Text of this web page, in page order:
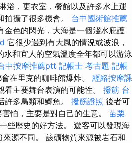
浴，更衣室，餐館以及許多水上運
攝了很多機會。 台中國術館推薦
金色的閃光，大海是一個淺水庇護
它很少遇到有大風的情況或波浪，
水和宜人的空氣溫度全年都可以游泳
中按摩推薦ptt 記帳士 考古題 記帳
在里克的咖啡館爆炸。 經絡按摩課
主要舞台表演的可能性。 撥筋 台
多鳥類和鱷魚。 撥筋證照 後者可
怕，主要是對自己的生意。 苗栗
些歷史的好方法。 遊客可以發現海
源不同。 該礦物質來源被岩石和